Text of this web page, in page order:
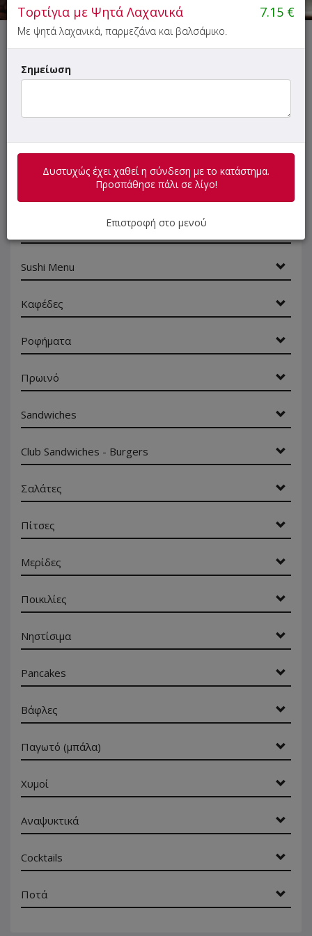
Δυστυχώς έχει χαθεί η σύνδεση με το κατάστημα.
ΜΕΝΟΥ ΠΛΗΡΟΦΟΡΙΕΣ ΑΞΙΟΛΟΓΗΣΕΙΣ
SUPER Προσφορές
Sushi Menu
Καφέδες
Ροφήματα
Πρωινό
Sandwiches
Club Sandwiches - Burgers
Σαλάτες
Πίτσες
Μερίδες
Ποικιλίες
Νηστίσιμα
Pancakes
Βάφλες
Παγωτό (μπάλα)
Χυμοί
Αναψυκτικά
Cocktails
Ποτά
Τορτίγια με Ψητά Λαχανικά 7.15 €
Με ψητά λαχανικά, παρμεζάνα και βαλσάμικο.
Σημείωση
Δυστυχώς έχει χαθεί η σύνδεση με το κατάστημα.
Προσπάθησε πάλι σε λίγο!
Επιστροφή στο μενού